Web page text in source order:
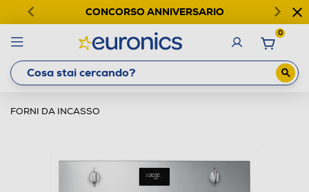
CONCORSO ANNIVERSARIO
0
FORNI DA INCASSO